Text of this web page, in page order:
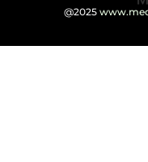
@2025